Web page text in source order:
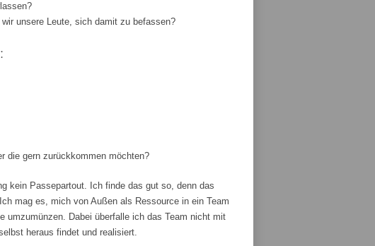
unsere Leute, sich damit zu befassen?
die gern zurückkommen möchten?
kein Passepartout. Ich finde das gut so, denn das
mag es, mich von Außen als Ressource in ein Team
umzumünzen. Dabei überfalle ich das Team nicht mit
heraus findet und realisiert.